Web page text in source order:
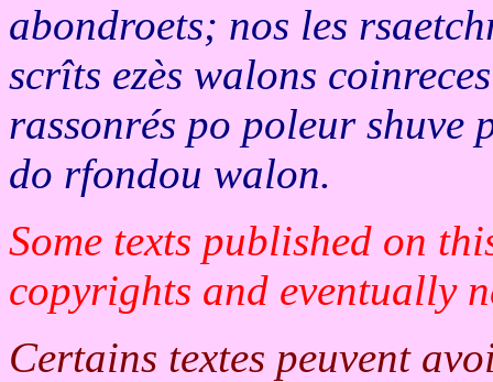
abondroets; nos les
scrîts ezès walons
rassonrés po poleur shuve
do rfondou walon.
Some texts published on
copyrights and eventually
Certains textes peuvent